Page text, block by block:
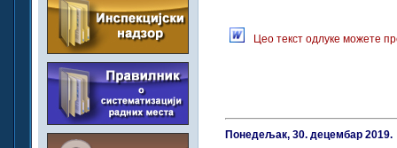
Цео текст одлуке можете
Понедељак, 30. децембар 2019.